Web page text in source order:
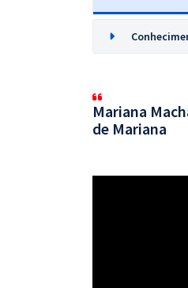
Mariana
de Mariana